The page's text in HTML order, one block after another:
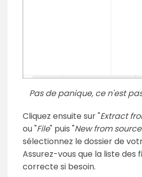
Pas de panique, ce n'est
Cliquez ensuite sur "Extract
ou "File" puis "New from
sélectionnez le dossier de
Assurez-vous que la liste des
correcte si besoin.